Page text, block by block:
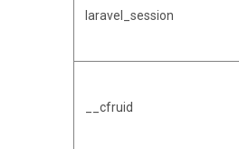
laravel_session
__cfruid